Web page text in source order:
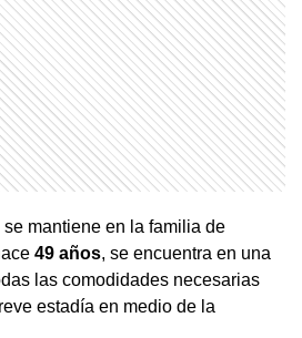
mantiene en la familia de
49 años, se encuentra en una
las comodidades necesarias
estadía en medio de la